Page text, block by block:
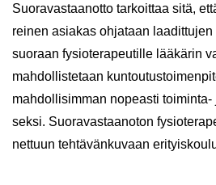
Suo­ra­vas­taan­ot­to tar­koit­taa sitä,
rei­nen asia­kas oh­ja­taan
suo­raan fy­sio­te­ra­peu­til­le lää­kä­rin
mah­dol­lis­te­taan
mah­dol­li­sim­man no­peas­ti
sek­si. Suo­ra­vas­taan­o­ton
net­tuun teh­tä­vän­ku­vaan